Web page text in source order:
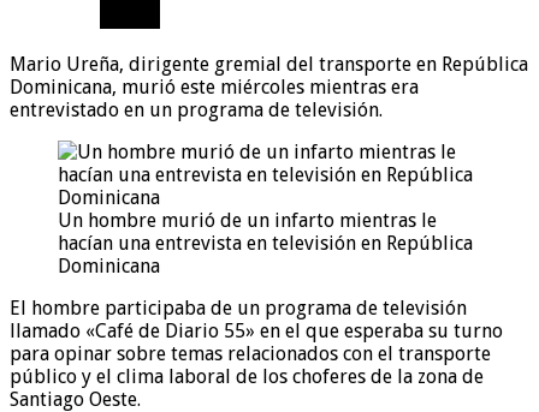
Mario Ureña, dirigente gremial del transporte en República
Dominicana, murió este miércoles mientras era
entrevistado en un programa de televisión.
Un hombre murió de un infarto mientras le
hacían una entrevista en televisión en República
Dominicana
El hombre participaba de un programa de televisión
llamado «Café de Diario 55» en el que esperaba su turno
para opinar sobre temas relacionados con el transporte
público y el clima laboral de los choferes de la zona de
Santiago Oeste.